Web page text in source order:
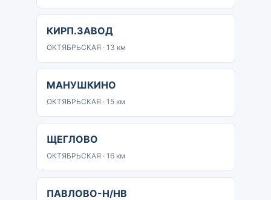
КИРП.ЗАВОД
ОКТЯБРЬСКАЯ · 13 км
МАНУШКИНО
ОКТЯБРЬСКАЯ · 15 км
ЩЕГЛОВО
ОКТЯБРЬСКАЯ · 16 км
ПАВЛОВО-Н/НВ